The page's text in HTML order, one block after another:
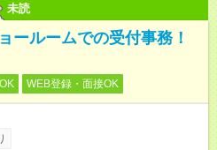
未読
ールームでの受付事務！
WEB登録・面接OK